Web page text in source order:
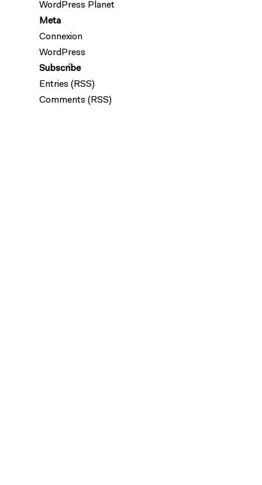
WordPress Planet
Meta
Connexion
WordPress
Subscribe
Entries (RSS)
Comments (RSS)